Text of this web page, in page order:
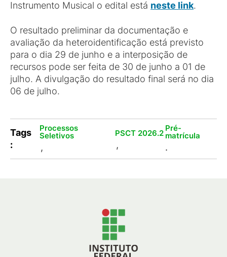
Instrumento Musical o edital está neste link.
O resultado preliminar da documentação e
avaliação da heteroidentificação está previsto
para o dia 29 de junho e a interposição de
recursos pode ser feita de 30 de junho a 01 de
julho. A divulgação do resultado final será no dia
06 de julho.
Tags
:
Processos
Seletivos
,
PSCT 2026.2
,
Pré-
matrícula
.